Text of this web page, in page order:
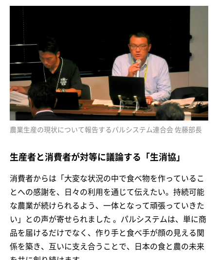
農業生産の現状について報告するパルシステム連合会 佐藤部長
生産者と消費者が対等に議論する「生消協」
消費者からは「大変な状況の中で食べ物を作っているこ
とへの感謝を、日々の利用を通じて伝えたい。持続可能
な農業が続けられるよう、一体となって頑張っていきた
い」との声が寄せられました 。パルシステムは、単に商
品を届けるだけでなく、作り手と食べ手が顔の見える関
係を築き、互いに支え合うことで、日本の食と農の未来